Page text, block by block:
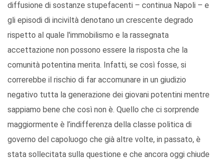
diffusione di sostanze stupefacenti – continua Napoli – e
gli episodi di inciviltà denotano un crescente degrado
rispetto al quale l'immobilismo e la rassegnata
accettazione non possono essere la risposta che la
comunità potentina merita. Infatti, se così fosse, si
correrebbe il rischio di far accomunare in un giudizio
negativo tutta la generazione dei giovani potentini mentre
sappiamo bene che così non è. Quello che ci sorprende
maggiormente è l’indifferenza della classe politica di
governo del capoluogo che già altre volte, in passato, è
stata sollecitata sulla questione e che ancora oggi chiude